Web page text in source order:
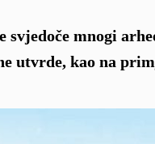
svjedoče mnogi
utvrde, kao na